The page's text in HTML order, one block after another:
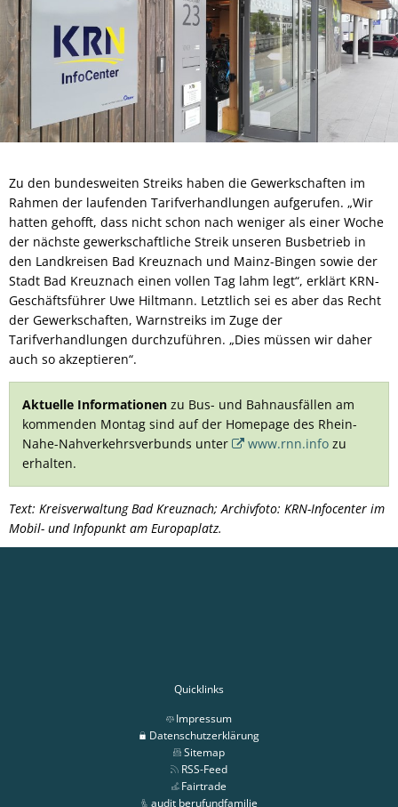
Zu den bundesweiten Streiks haben die Gewerkschaften im
Rahmen der laufenden Tarifverhandlungen aufgerufen. „Wir
hatten gehofft, dass nicht schon nach weniger als einer Woche
der nächste gewerkschaftliche Streik unseren Busbetrieb in
den Landkreisen Bad Kreuznach und Mainz-Bingen sowie der
Stadt Bad Kreuznach einen vollen Tag lahm legt“, erklärt KRN-
Geschäftsführer Uwe Hiltmann. Letztlich sei es aber das Recht
der Gewerkschaften, Warnstreiks im Zuge der
Tarifverhandlungen durchzuführen. „Dies müssen wir daher
auch so akzeptieren“.
Aktuelle Informationen zu Bus- und Bahnausfällen am
kommenden Montag sind auf der Homepage des Rhein-
Nahe-Nahverkehrsverbunds unter
www.rnn.infozu
erhalten.
Text: Kreisverwaltung Bad Kreuznach; Archivfoto: KRN-Infocenter im
Mobil- und Infopunkt am Europaplatz.
Quicklinks
Impressum
Datenschutzerklärung
Sitemap
RSS-Feed
Fairtrade
audit berufundfamilie